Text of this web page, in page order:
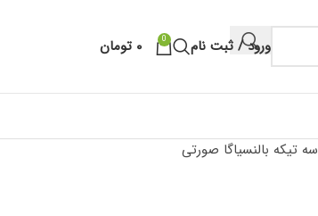
ورود / ثبت نام 0 ۰ تومان
سه تیکه بالنسیاگا صورتی